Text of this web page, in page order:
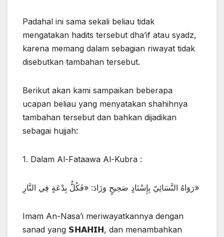
Padahal ini sama sekali beliau tidak
mengatakan hadits tersebut dha’if atau syadz,
karena memang dalam sebagian riwayat tidak
disebutkan tambahan tersebut.
Berikut akan kami sampaikan beberapa
ucapan beliau yang menyatakan shahihnya
tambahan tersebut dan bahkan dijadikan
sebagai hujjah:
1. Dalam Al-Fataawa Al-Kubra :
رَوَاهُ النَّسَائِيّ بِإِسْنَادٍ صَحِيحٍ وَزَادَ: «فَكُلُّ بِدْعَةٍ فِي النَّارِ»
Imam An-Nasa’i meriwayatkannya dengan
sanad yang 𝗦𝗛𝗔𝗛𝗜𝗛, dan menambahkan